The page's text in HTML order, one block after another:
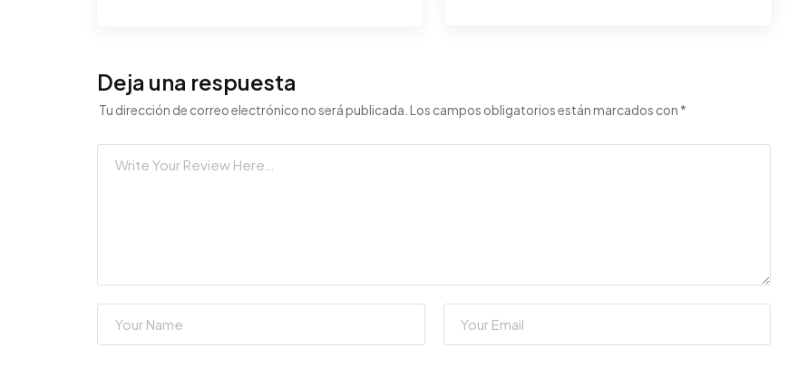
Deja una respuesta
Tu dirección de correo electrónico no será publicada. Los campos obligatorios están marcados con *